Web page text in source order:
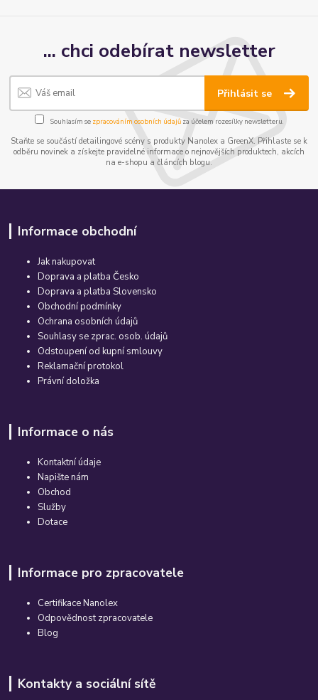
... chci odebírat newsletter
Přihlásit se
Souhlasím se zpracováním osobních údajůza účelem rozesílky newsletteru.
Staňte se součástí detailingové scény s produkty Nanolex a GreenX. Přihlaste se k
odběru novinek a získejte pravidelné informace o nejnovějších produktech, akcích
na e-shopu a článcích blogu.
Informace obchodní
Jak nakupovat
Doprava a platba Česko
Doprava a platba Slovensko
Obchodní podmínky
Ochrana osobních údajů
Souhlasy se zprac. osob. údajů
Odstoupení od kupní smlouvy
Reklamační protokol
Právní doložka
Informace o nás
Kontaktní údaje
Napište nám
Obchod
Služby
Dotace
Informace pro zpracovatele
Certifikace Nanolex
Odpovědnost zpracovatele
Blog
Kontakty a sociální sítě